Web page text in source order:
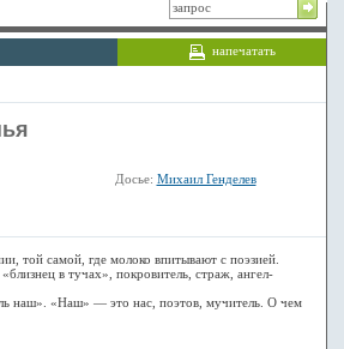
напечатать
Досье: Михаил Генделев
той самой, где молоко впитывают с поэзией.
в тучах», покровитель, страж, ангел-
«Наш» — это нас, поэтов, мучитель. О чем